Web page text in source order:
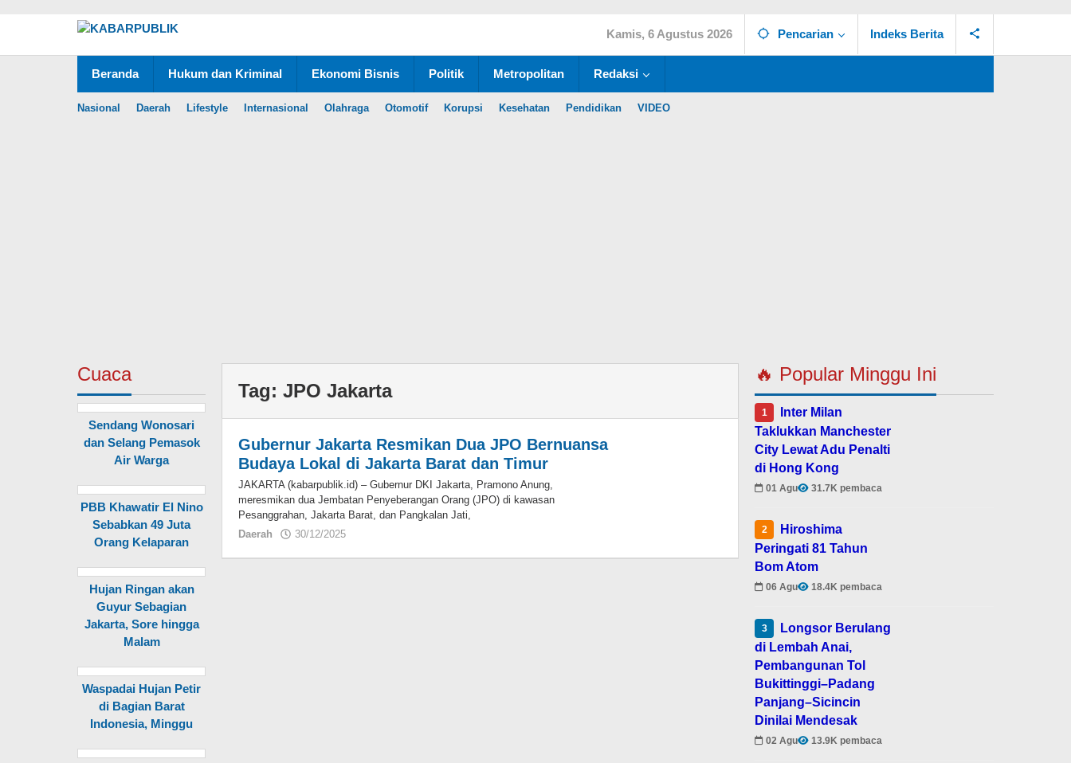
konten
Kamis, 6 Agustus 2026 Pencarian Indeks Berita
Beranda Hukum dan Kriminal Ekonomi Bisnis Politik Metropolitan Redaksi
Nasional Daerah Lifestyle Internasional Olahraga Otomotif Korupsi Kesehatan Pendidikan VIDEO
Cuaca
Sendang Wonosari
dan Selang Pemasok
Air Warga
PBB Khawatir El Nino
Sebabkan 49 Juta
Orang Kelaparan
Hujan Ringan akan
Guyur Sebagian
Jakarta, Sore hingga
Malam
Waspadai Hujan Petir
di Bagian Barat
Indonesia, Minggu
Tag:JPO Jakarta
Gubernur Jakarta Resmikan Dua JPO Bernuansa
Budaya Lokal di Jakarta Barat dan Timur
JAKARTA (kabarpublik.id) – Gubernur DKI Jakarta, Pramono Anung,
meresmikan dua Jembatan Penyeberangan Orang (JPO) di kawasan
Pesanggrahan, Jakarta Barat, dan Pangkalan Jati,
Daerah
30/12/2025
🔥 Popular Minggu Ini
1
Inter Milan
Taklukkan Manchester
City Lewat Adu Penalti
di Hong Kong
01 Agu 31.7K pembaca
2
Hiroshima
Peringati 81 Tahun
Bom Atom
06 Agu 18.4K pembaca
3
Longsor Berulang
di Lembah Anai,
Pembangunan Tol
Bukittinggi–Padang
Panjang–Sicincin
Dinilai Mendesak
02 Agu 13.9K pembaca